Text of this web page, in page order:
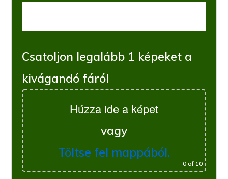
Csatoljon legalább 1 képeket a
kivágandó fáról
Húzza ide a képet
vagy
Töltse fel mappából.
0of 10